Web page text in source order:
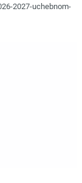
2027-uchebnom-